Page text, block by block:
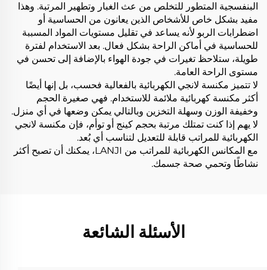
البنفسجية المتطور للتخلص من عث الغبار وتطهير المرتبة. وهذا
مفيد بشكل خاص للأشخاص الذين يعانون من الحساسية أو
اضطرابات الربو لأنه يساعد في تقليل مستويات المواد المسببة
للحساسية في أماكن الراحة بشكل فعال. بعد الاستخدام لفترة
طويلة، ستلاحظ تغيرات في جودة الهواء بالإضافة إلى تحسن في
مستوى الراحة العامة.
لا تتميز مكنسة لانجي الكهربائية بالفعالية فحسب، بل إنها أيضًا
أكثر مكنسة كهربائية ملائمة للاستخدام. فهي صغيرة الحجم
وخفيفة الوزن وسهلة التخزين وبالتالي يمكن وضعها في أي منزل.
لا يهم إذا كنت تمتلك مرتبة بحجم كينج أو توأم، فإن مكنسة لانجي
الكهربائية للمراتب قابلة للتعديل لتناسب أي بُعد.
مع المكانس الكهربائية للمراتب من LANJI، يمكنك أن تصبح أكثر
نشاطًا وتحمي صحة جسمك.
الأسئلة الشائعة